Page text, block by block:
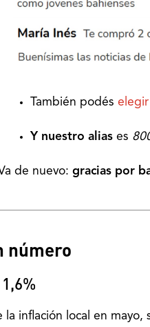
También podés
Y nuestro alias es
de nuevo: gracias por
número
la inflación local en mayo,